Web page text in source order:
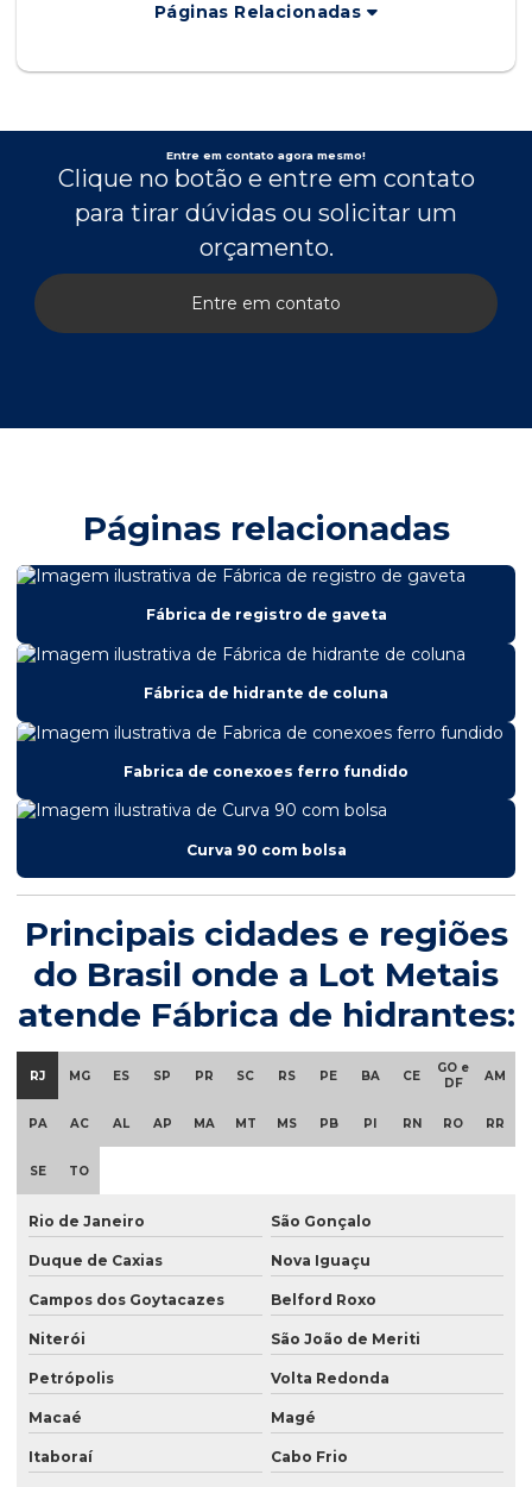
Páginas Relacionadas
Entre em contato agora mesmo!
Clique no botão e entre em contato
para tirar dúvidas ou solicitar um
orçamento.
Entre em contato
Páginas relacionadas
Fábrica de registro de gaveta
Fábrica de hidrante de coluna
Fabrica de conexoes ferro fundido
Curva 90 com bolsa
Principais cidades e regiões
do Brasil onde a Lot Metais
atende Fábrica de hidrantes:
RJ MG ES SP PR SC RS PE BA CE
GO e
DF
AM
PA AC AL AP MA MT MS PB PI RN RO RR
SE TO
Rio de Janeiro São Gonçalo
Duque de Caxias Nova Iguaçu
Campos dos Goytacazes Belford Roxo
Niterói São João de Meriti
Petrópolis Volta Redonda
Macaé Magé
Itaboraí Cabo Frio